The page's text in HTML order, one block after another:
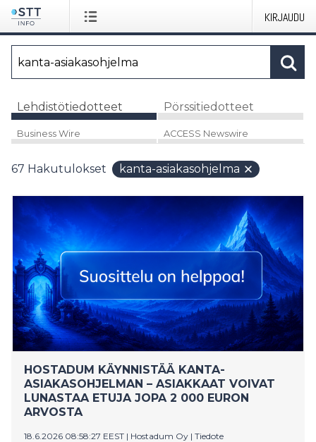
KIRJAUDU
Lehdistötiedotteet Pörssitiedotteet
Business Wire ACCESS Newswire
67 Hakutulokset kanta-asiakasohjelma
HOSTADUM KÄYNNISTÄÄ KANTA-
ASIAKASOHJELMAN – ASIAKKAAT VOIVAT
LUNASTAA ETUJA JOPA 2 000 EURON
ARVOSTA
18.6.2026 08:58:27 EEST | Hostadum Oy | Tiedote